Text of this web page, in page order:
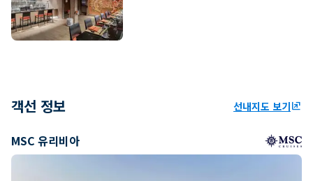
객선 정보 선내지도 보기ungroup
MSC 유리비아